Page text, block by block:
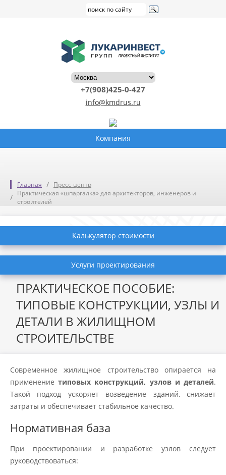
+7(908)425-0-427
info@kmdrus.ru
Компания
Главная
Пресс-центр
Практическая «шпаргалка» для архитекторов, инженеров и
строителей
Калькулятор стоимости
Услуги проектирования
ПРАКТИЧЕСКОЕ ПОСОБИЕ:
ТИПОВЫЕ КОНСТРУКЦИИ, УЗЛЫ И
ДЕТАЛИ В ЖИЛИЩНОМ
СТРОИТЕЛЬСТВЕ
Современное жилищное строительство опирается на
применениетиповых конструкций, узлов и деталей.
Такой подход ускоряет возведение зданий, снижает
затраты и обеспечивает стабильное качество.
Нормативная база
При проектировании и разработке узлов следует
руководствоваться: